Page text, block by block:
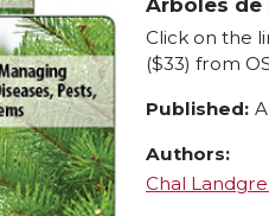
Árboles de
Click on the
($33) from
Published:
Authors:
Chal